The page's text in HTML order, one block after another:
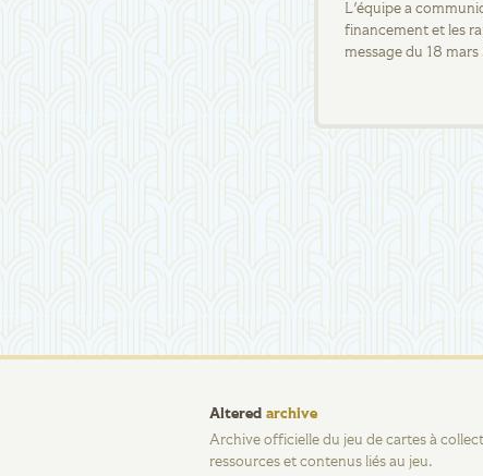
L'équipe a
financement et les
message du 18
Altered archive
Archive officielle du jeu de cartes à
ressources et contenus liés au jeu.